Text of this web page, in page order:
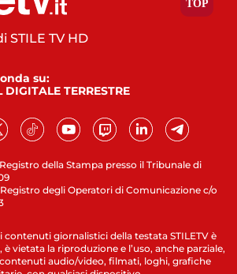
della Stampa presso il Tribunale di
degli Operatori di Comunicazione c/o
STILE TV HD
su:
TERRESTRE
contenuti giornalistici della testata STILETV è
vietata la riproduzione e l’uso, anche parziale,
audio/video, filmati, loghi, grafiche